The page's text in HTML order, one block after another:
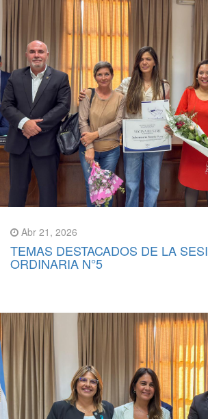
Abr 21, 2026
TEMAS DESTACADOS DE LA
ORDINARIA N°5